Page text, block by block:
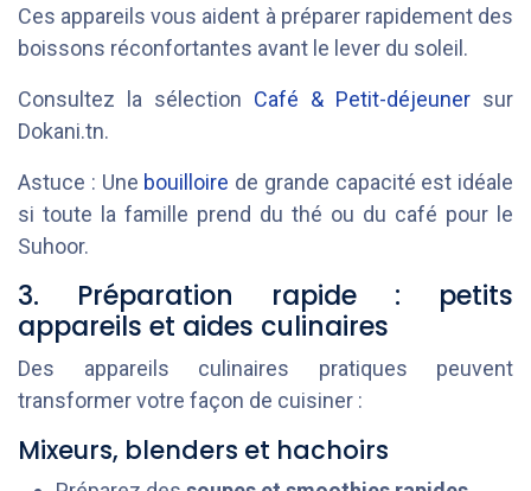
Ces appareils vous aident à préparer rapidement des
boissons réconfortantes avant le lever du soleil.
Consultez la sélection Café & Petit-déjeuner sur
Dokani.tn.
Astuce : Une bouilloire de grande capacité est idéale
si toute la famille prend du thé ou du café pour le
Suhoor.
3. Préparation rapide : petits
appareils et aides culinaires
Des appareils culinaires pratiques peuvent
transformer votre façon de cuisiner :
Mixeurs, blenders et hachoirs